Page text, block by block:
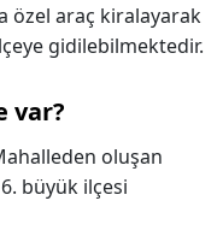
özel araç kiralayarak
gidilebilmektedir.
var?
oluşan
büyük ilçesi